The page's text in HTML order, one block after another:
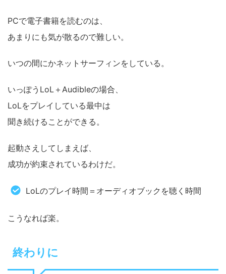
PCで電子書籍を読むのは、
あまりにも気が散るので難しい。
いつの間にかネットサーフィンをしている。
いっぽうLoL＋Audibleの場合、
LoLをプレイしている最中は
聞き続けることができる。
起動さえしてしまえば、
成功が約束されているわけだ。
LoLのプレイ時間＝オーディオブックを聴く時間
こうなれば楽。
終わりに